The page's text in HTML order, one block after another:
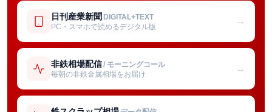
日刊産業新聞 DIGITAL+TEXT
PC・スマホで読めるデジタル版
→
非鉄相場配信/ モーニングコール
毎朝の非鉄金属相場をお届け
→